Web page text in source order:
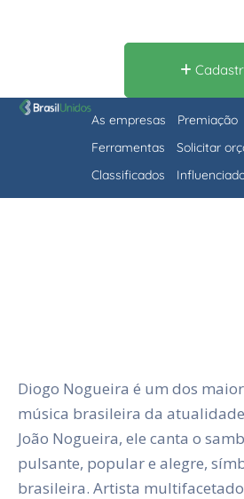
As empresas Premiação
Ferramentas
Solicitar
Classificados
Diogo Nogueira é um dos
música brasileira da
João Nogueira, ele canta o
pulsante, popular e alegre,
brasileira. Artista